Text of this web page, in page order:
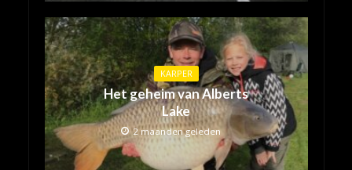
KARPER
Het geheim van Alberts
Lake
2 maanden geleden